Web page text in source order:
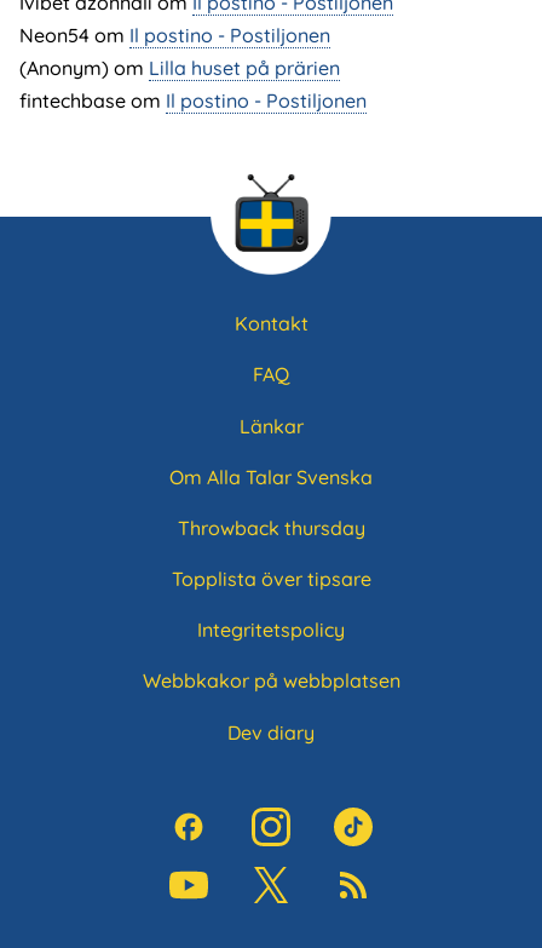
Neon54 om Il postino - Postiljonen
(Anonym) om Lilla huset på prärien
fintechbase om Il postino - Postiljonen
Kontakt
FAQ
Länkar
Om Alla Talar Svenska
Throwback thursday
Topplista över tipsare
Integritetspolicy
Webbkakor på webbplatsen
Dev diary